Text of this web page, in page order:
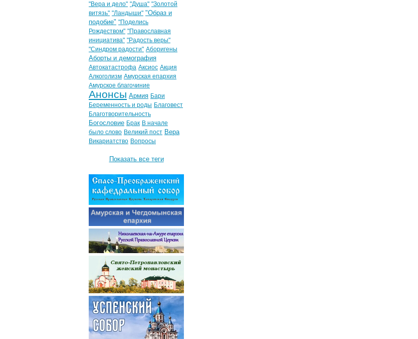
"Вера и дело" "Душа" "Золотой
витязь" "Ландыши" "Образ и
подобие" "Поделись
Рождеством" "Православная
инициатива" "Радость веры"
"Синдром радости" Аборигены
Аборты и демография
Автокатастрофа Аксиос Акция
Алкоголизм Амурская епархия
Амурское благочиние
Анонсы Армия Бари
Беременность и роды Благовест
Благотворительность
Богословие Брак В начале
было слово Великий пост Вера
Викариатство Вопросы
Показать все теги